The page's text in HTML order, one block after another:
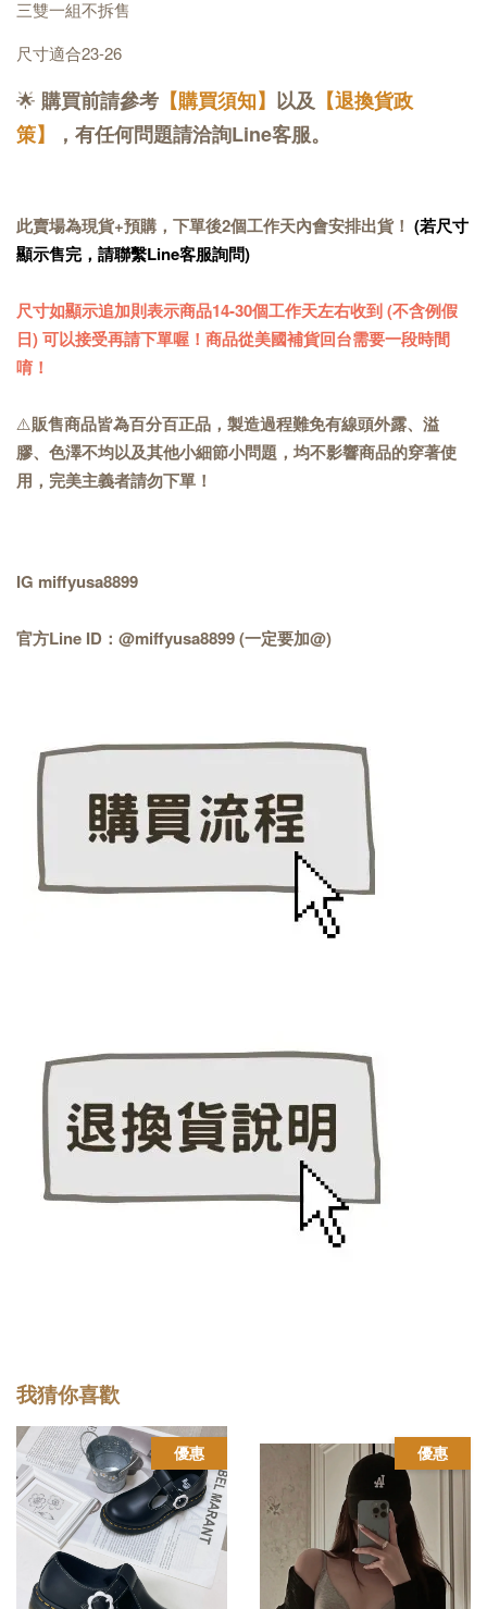
三雙一組不拆售
尺寸適合23-26
🌟 購買前請參考 【購買須知】 以及 【退換貨政
策】
，有任何問題請洽詢Line客服。
此賣場為現貨+預購，下單後2個工作天內會安排出貨！ (若尺寸
顯示售完，請聯繫Line客服詢問)
尺寸如顯示追加則表示商品14-30個工作天左右收到 (不含例假
日) 可以接受再請下單喔！商品從美國補貨回台需要一段時間
唷！
⚠️販售商品皆為百分百正品，製造過程難免有線頭外露、溢
膠、色澤不均以及其他小細節小問題，均不影響商品的穿著使
用，完美主義者請勿下單！
IG miffyusa8899
官方Line ID：@miffyusa8899 (一定要加@)
我猜你喜歡
優惠 優惠